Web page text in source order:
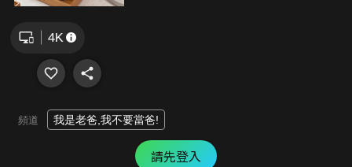
頻道 我是老爸,我不要當爸!
請先登入